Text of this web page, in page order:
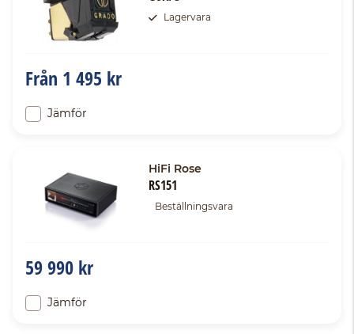
Lagervara
Från 1 495 kr
Jämför
HiFi Rose
RS151
Beställningsvara
59 990 kr
Jämför